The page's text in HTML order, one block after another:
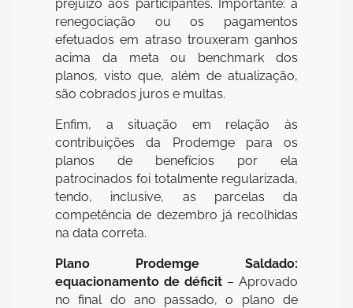
prejuízo aos participantes. Importante: a
renegociação ou os pagamentos
efetuados em atraso trouxeram ganhos
acima da meta ou benchmark dos
planos, visto que, além de atualização,
são cobrados juros e multas.
Enfim, a situação em relação às
contribuições da Prodemge para os
planos de benefícios por ela
patrocinados foi totalmente regularizada,
tendo, inclusive, as parcelas da
competência de dezembro já recolhidas
na data correta.
Plano Prodemge Saldado:
equacionamento de déficit – Aprovado
no final do ano passado, o plano de